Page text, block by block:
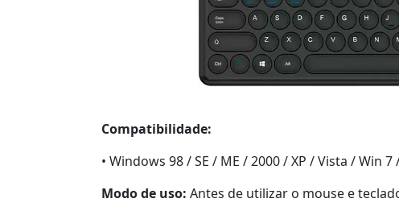
Compatibilidade:
• Windows 98 / SE / ME / 2000 / XP / Vista / Win
Modo de uso: Antes de utilizar o mouse e